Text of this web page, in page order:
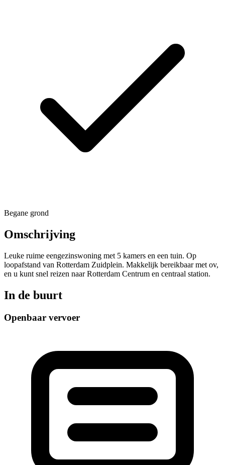
Begane grond
Omschrijving
Leuke ruime eengezinswoning met 5 kamers en een tuin. Op
loopafstand van Rotterdam Zuidplein. Makkelijk bereikbaar met ov,
en u kunt snel reizen naar Rotterdam Centrum en centraal station.
In de buurt
Openbaar vervoer